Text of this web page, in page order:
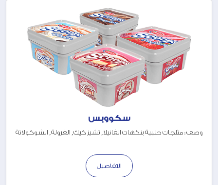
سكووبس
وصف : مثلجات حليبية بنكهات الفانيلا, تشيز كيك, الفرولة, الشوكولاتة
التفاصيل